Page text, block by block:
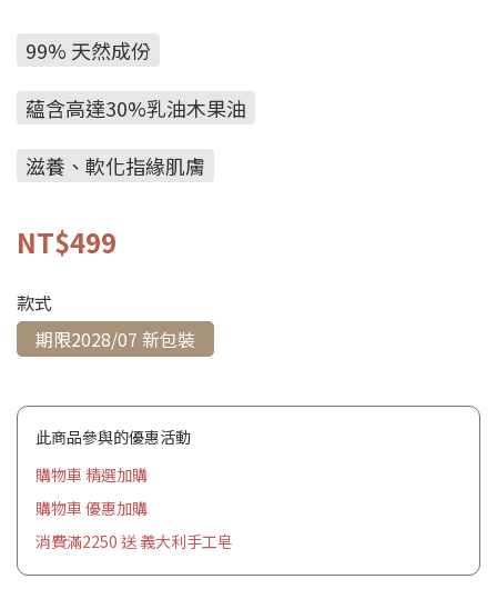
99% 天然成份
蘊含高達30%乳油木果油
滋養、軟化指緣肌膚
NT$499
款式
期限2028/07 新包裝
此商品參與的優惠活動
購物車 精選加購
購物車 優惠加購
消費滿2250 送 義大利手工皂